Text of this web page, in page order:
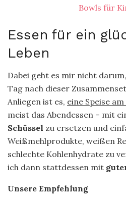
Bowls für
Essen für ein
Leben
Dabei geht es mir nicht
Tag nach dieser
Anliegen ist es, eine Speise
meist das Abendessen – mit
Schüssel zu ersetzen und
Weißmehlprodukte, weißen
schlechte Kohlenhydrate zu
ich dann stattdessen mit
Unsere Empfehlung